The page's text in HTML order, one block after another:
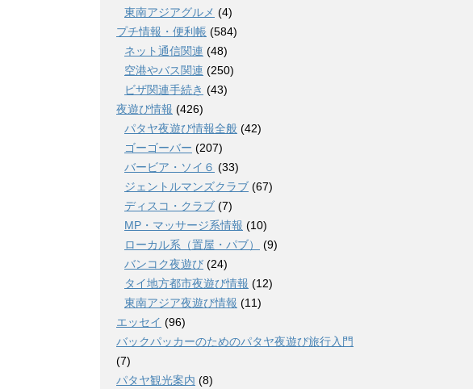
東南アジアグルメ (4)
プチ情報・便利帳 (584)
ネット通信関連 (48)
空港やバス関連 (250)
ビザ関連手続き (43)
夜遊び情報 (426)
パタヤ夜遊び情報全般 (42)
ゴーゴーバー (207)
バービア・ソイ６ (33)
ジェントルマンズクラブ (67)
ディスコ・クラブ (7)
MP・マッサージ系情報 (10)
ローカル系（置屋・パブ）
(9)
バンコク夜遊び (24)
タイ地方都市夜遊び情報 (12)
東南アジア夜遊び情報 (11)
エッセイ (96)
バックパッカーのためのパタヤ夜遊び旅行入門
(7)
パタヤ観光案内 (8)